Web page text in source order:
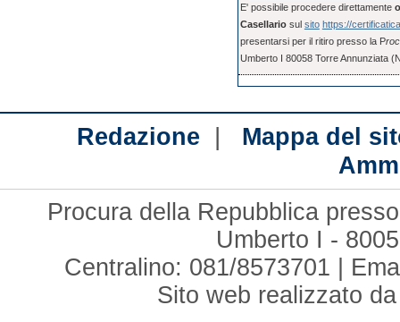
E' possibile procedere direttamente
Casellario sul sito https://
presentarsi per il ritiro presso la P
Umberto I 80058 Torre Annunziata
Redazione | Mappa del
Procura della Repubblica
Umberto I -
Centralino: 081/8573701 |
Sito web realizzato